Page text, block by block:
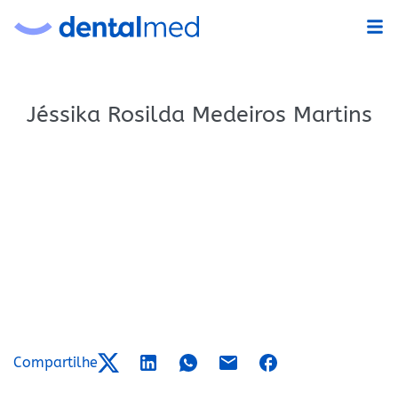
Jéssika Rosilda Medeiros Martins
Compartilhe